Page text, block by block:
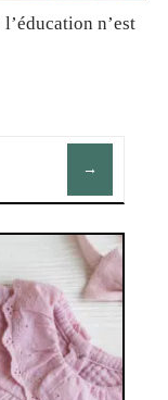
n’est